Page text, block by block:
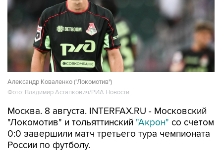
Александр Коваленко ("Локомотив")
Фото: Владимир Астапкович/РИА Новости
Москва. 8 августа. INTERFAX.RU - Московский
"Локомотив" и тольяттинский "Акрон" со счетом
0:0 завершили матч третьего тура чемпионата
России по футболу.